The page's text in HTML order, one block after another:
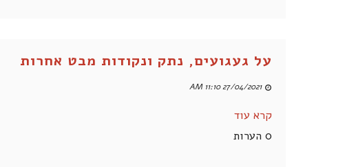
על געגועים, נתק ונקודות מבט אחרות
27/04/2021 11:10 AM
קרא עוד
0 הערות